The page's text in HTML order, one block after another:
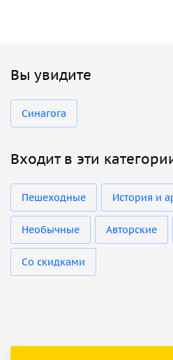
Вы увидите
Синагога
Входит в эти
Пешеходные История и
Необычные Авторские
Со скидками